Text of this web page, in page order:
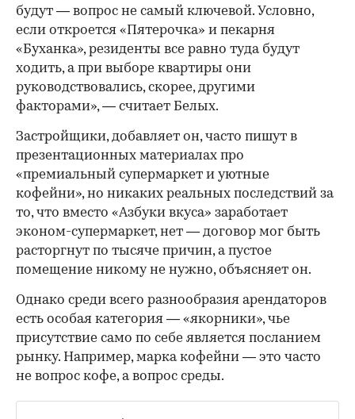
будут — вопрос не самый ключевой. Условно,
если откроется «Пятерочка» и пекарня
«Буханка», резиденты все равно туда будут
ходить, а при выборе квартиры они
руководствовались, скорее, другими
факторами», — считает Белых.
Застройщики, добавляет он, часто пишут в
презентационных материалах про
«премиальный супермаркет и уютные
кофейни», но никаких реальных последствий за
то, что вместо «Азбуки вкуса» заработает
эконом-супермаркет, нет — договор мог быть
расторгнут по тысяче причин, а пустое
помещение никому не нужно, объясняет он.
Однако среди всего разнообразия арендаторов
есть особая категория — «якорники», чье
присутствие само по себе является посланием
рынку. Например, марка кофейни — это часто
не вопрос кофе, а вопрос среды.